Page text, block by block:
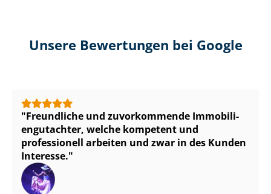
Unsere Bewertungen bei Google
Freundliche und zuvorkommende Im­mo­bi­li­
en­gut­ach­ter, welche kompetent und
professionell arbeiten und zwar in des Kunden
Interesse.